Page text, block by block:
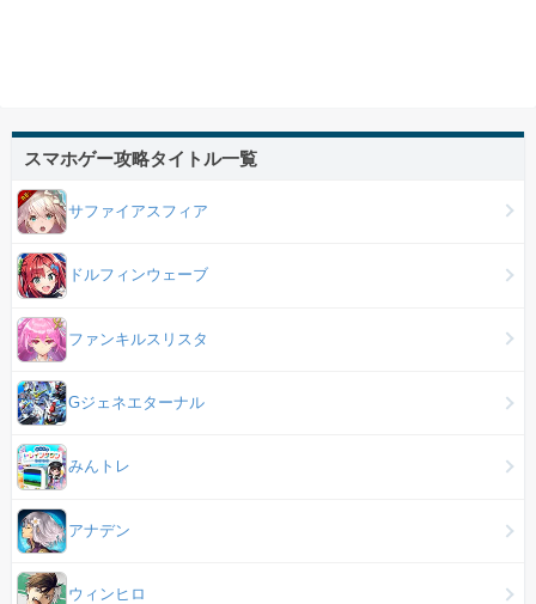
スマホゲー攻略タイトル一覧
サファイアスフィア
ドルフィンウェーブ
ファンキルスリスタ
Gジェネエターナル
みんトレ
アナデン
ウィンヒロ